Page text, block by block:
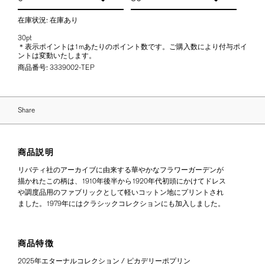
在庫状況: 在庫あり
30pt
＊表示ポイントは1mあたりのポイント数です。ご購入数により付与ポイ
ントは変動いたします。
商品番号: 3339002-TEP
Share
商品説明
リバティ社のアーカイブに由来する華やかなフラワーガーデンが
描かれたこの柄は、1910年後半から1920年代初頭にかけてドレス
や調度品用のファブリックとして軽いコットン地にプリントされ
ました。1979年にはクラシックコレクションにも加入しました。
商品特徴
2025年エターナルコレクション / ピカデリーポプリン